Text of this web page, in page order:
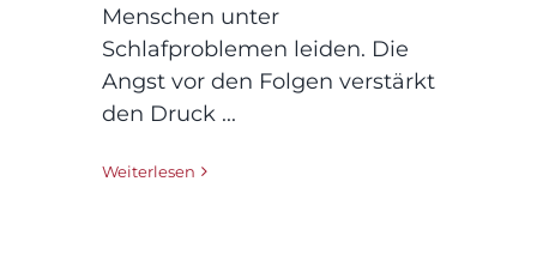
Menschen unter
Schlafproblemen leiden. Die
Angst vor den Folgen verstärkt
den Druck ...
Weiterlesen